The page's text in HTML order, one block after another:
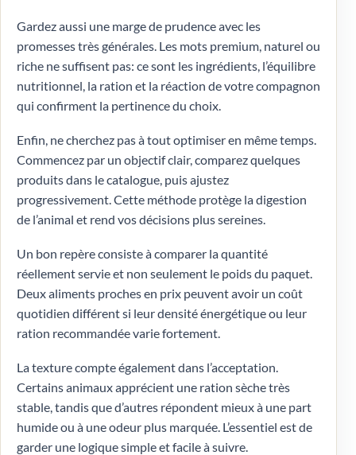
Gardez aussi une marge de prudence avec les
promesses très générales. Les mots premium, naturel ou
riche ne suffisent pas: ce sont les ingrédients, l’équilibre
nutritionnel, la ration et la réaction de votre compagnon
qui confirment la pertinence du choix.
Enfin, ne cherchez pas à tout optimiser en même temps.
Commencez par un objectif clair, comparez quelques
produits dans le catalogue, puis ajustez
progressivement. Cette méthode protège la digestion
de l’animal et rend vos décisions plus sereines.
Un bon repère consiste à comparer la quantité
réellement servie et non seulement le poids du paquet.
Deux aliments proches en prix peuvent avoir un coût
quotidien différent si leur densité énergétique ou leur
ration recommandée varie fortement.
La texture compte également dans l’acceptation.
Certains animaux apprécient une ration sèche très
stable, tandis que d’autres répondent mieux à une part
humide ou à une odeur plus marquée. L’essentiel est de
garder une logique simple et facile à suivre.